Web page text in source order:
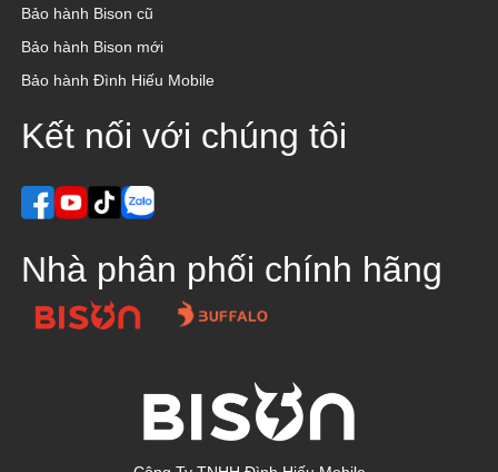
Bảo hành Bison cũ
Bảo hành Bison mới
Bảo hành Đình Hiếu Mobile
Kết nối với chúng tôi
Nhà phân phối chính hãng